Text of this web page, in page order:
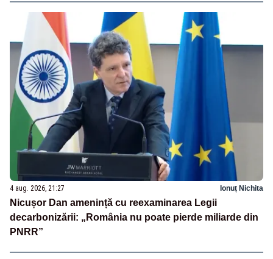
4 aug. 2026, 21:27 Ionuț Nichita
Nicușor Dan amenință cu reexaminarea Legii
decarbonizării: „România nu poate pierde miliarde din
PNRR”